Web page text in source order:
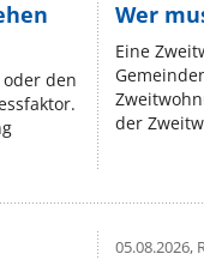
den
Wer
Eine
der
05.08.2026,